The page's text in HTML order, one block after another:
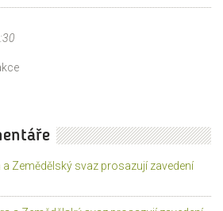
Zemědělský svaz prosazují zavedení